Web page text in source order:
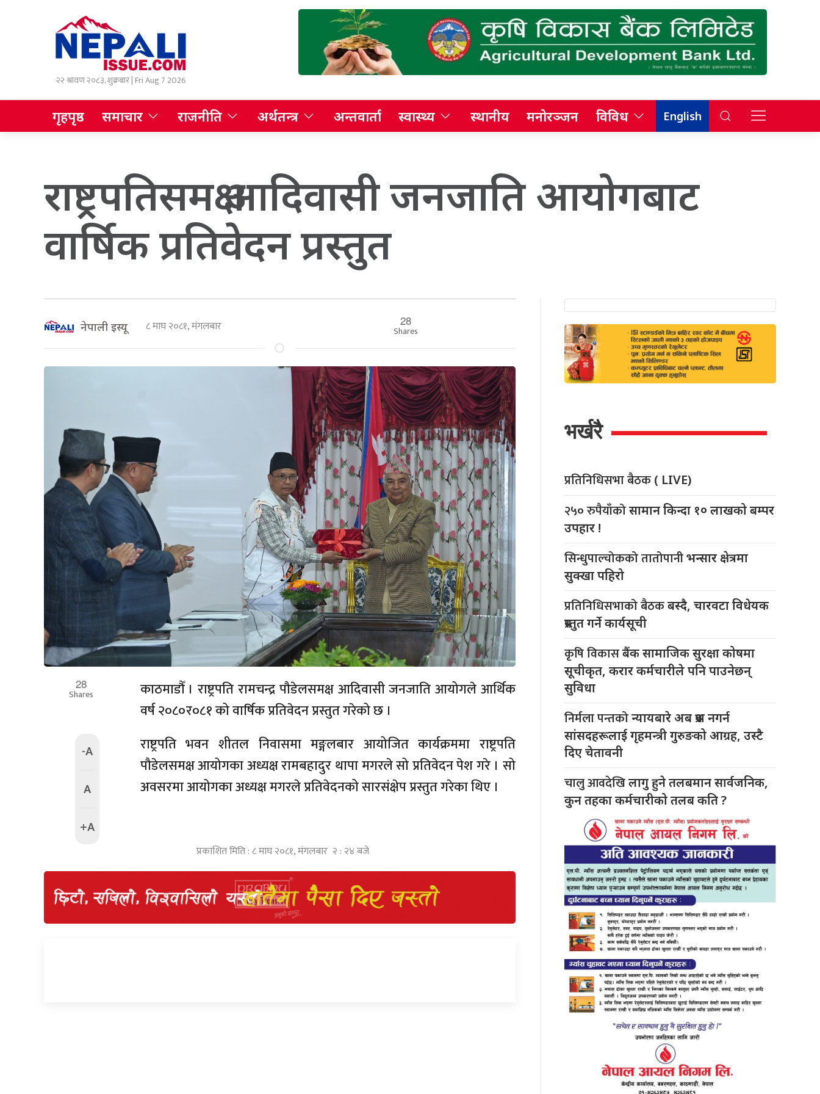
२२ श्रावण २०८३, शुक्रबार | Fri Aug 7 2026
गृहपृष्ठ समाचार राजनीति अर्थतन्त्र अन्तवार्ता स्वास्थ्य स्थानीय मनोरञ्जन विविध English
राष्ट्रपतिसमक्ष आदिवासी जनजाति आयोगबाट
वार्षिक प्रतिवेदन प्रस्तुत
नेपाली इस्यू ८ माघ २०८१, मंगलबार 28
Shares
28
Shares
-A
A
+A
काठमाडौँ । राष्ट्रपति रामचन्द्र पौडेलसमक्ष आदिवासी जनजाति आयोगले आर्थिक
वर्ष २०८०र०८१ को वार्षिक प्रतिवेदन प्रस्तुत गरेको छ ।
राष्ट्रपति भवन शीतल निवासमा मङ्गलबार आयोजित कार्यक्रममा राष्ट्रपति
पौडेलसमक्ष आयोगका अध्यक्ष रामबहादुर थापा मगरले सो प्रतिवेदन पेश गरे । सो
अवसरमा आयोगका अध्यक्ष मगरले प्रतिवेदनको सारसंक्षेप प्रस्तुत गरेका थिए ।
प्रकाशित मिति : ८ माघ २०८१, मंगलबार २ : २४ बजे
भर्खरै
प्रतिनिधिसभा बैठक ( LIVE)
२५० रुपैयाँकोसामान किन्दा १० लाखको बम्पर
उपहार !
सिन्धुपाल्चोकको तातोपानीभन्सार क्षेत्रमा
सुक्खा पहिरो
प्रतिनिधिसभाको बैठकबस्दै, चारवटा विधेयक
प्रस्तुत गर्ने कार्यसूची
कृषि विकासबैंक सामाजिक सुरक्षा कोषमा
सूचीकृत, करार कर्मचारीले पनि पाउनेछन्
सुविधा
निर्मला पन्तकोन्यायबारे अब प्रश्न नगर्न
सांसदहरूलाई गृहमन्त्री गुरुङको आग्रह, उस्टै
दिए चेतावनी
चालु आवदेखिलागु हुने तलबमान सार्वजनिक,
कुन तहका कर्मचारीको तलब कति ?